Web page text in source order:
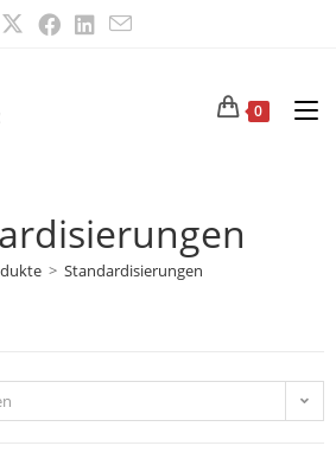
0
> Standardisierungen